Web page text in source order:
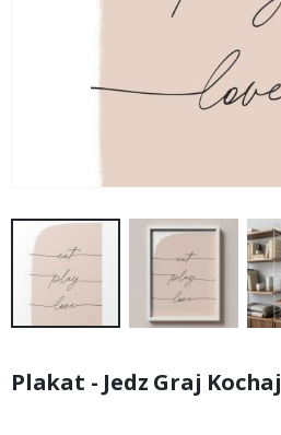
początek
Plakat - Jedz Graj Kochaj